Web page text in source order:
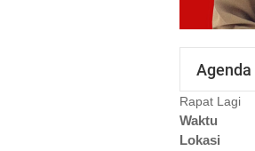
Agenda
Rapat Lagi
Waktu
Lokasi